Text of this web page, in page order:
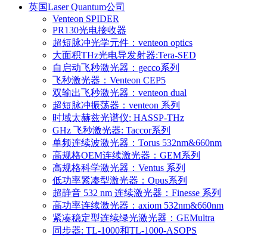
英国Laser Quantum公司
Venteon SPIDER
PR130光电接收器
超短脉冲光学元件：venteon optics
大面积THz光电导发射器:Tera-SED
自启动飞秒激光器：gecco系列
飞秒激光器：Venteon CEP5
双输出飞秒激光器：venteon dual
超短脉冲振荡器：venteon 系列
时域太赫兹光谱仪: HASSP-THz
GHz 飞秒激光器: Taccor系列
单频连续波激光器：Torus 532nm&660nm
高规格OEM连续激光器：GEM系列
高规格科学激光器：Ventus 系列
低功率紧凑型激光器：Opus系列
超静音 532 nm 连续激光器：Finesse 系列
高功率连续激光器：axiom 532nm&660nm
紧凑稳定型连续绿光激光器：GEMultra
同步器: TL-1000和TL-1000-ASOPS